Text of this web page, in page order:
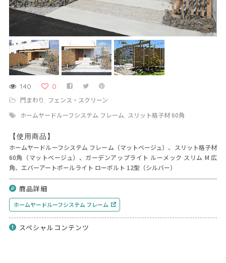
140 0
門まわり
フェンス・スクリーン
ホームヤードルーフシステム フレーム スリット格子材 60角
【使用商品】
ホームヤードルーフシステム フレーム（マットベージュ）、スリット格子材
60角（マットベージュ）、ガーデンアップライト ルーメック スリム M 広
角、エバーアートポールライト ローボルト 12型（シルバー）
商品詳細
ホームヤードルーフシステム フレーム
スペシャルコンテンツ